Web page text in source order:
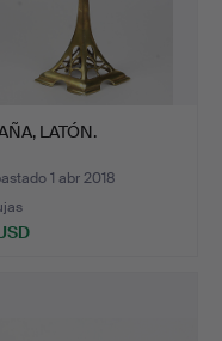
LATÓN.
1 abr 2018